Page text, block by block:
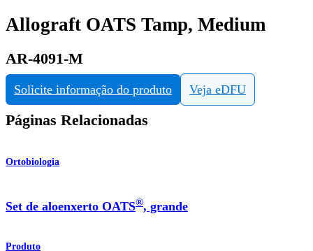
Allograft OATS Tamp, Medium
AR-4091-M
Solicite informação do produto Veja eDFU
Páginas Relacionadas
Ortobiologia
Set de aloenxerto OATS®, grande
Produto